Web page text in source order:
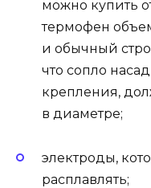
можно купить
термофен
и обычный
что сопло
крепления,
в диаметре;
электроды,
расплавлять;